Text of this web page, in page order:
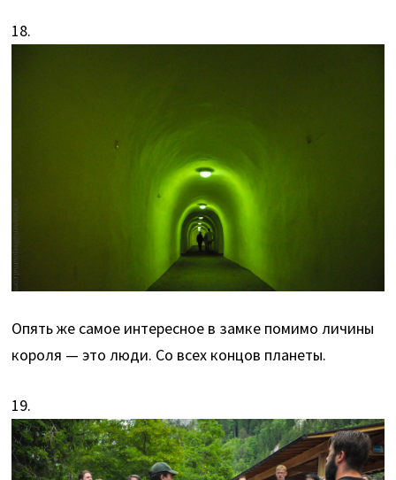
18.
Опять же самое интересное в замке помимо личины
короля — это люди. Со всех концов планеты.
19.